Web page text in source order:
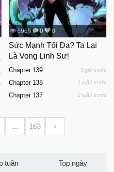
5968 0 0
Sức Mạnh Tối Đa? Ta Lại
Là Vong Linh Sư!
Chapter 139 9 giờ trước
Chapter 138 1 tuần trước
Chapter 137 2 tuần trước
... 163 ›
tuần Top ngày